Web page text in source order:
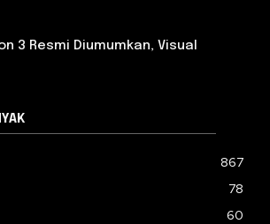
3 Resmi Diumumkan, Visual
867
78
60